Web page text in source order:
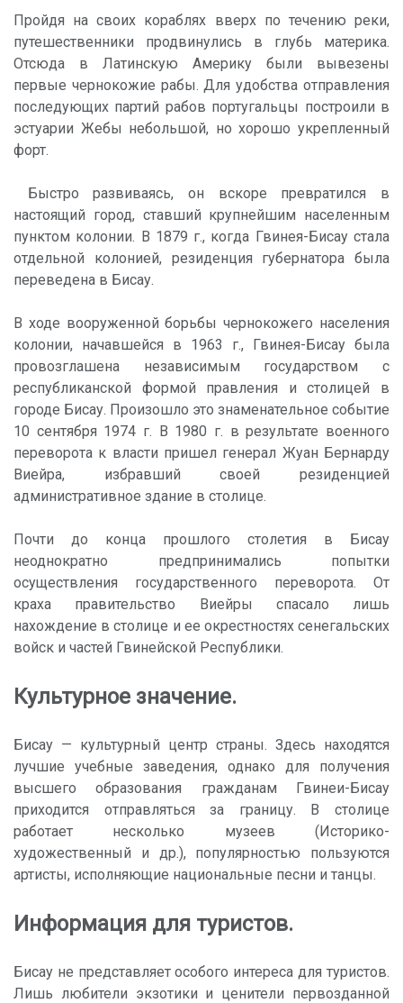
Пройдя на своих кораблях вверх по течению реки,
путешественники продвинулись в глубь материка.
Отсюда в Латинскую Америку были вывезены
первые чернокожие рабы. Для удобства отправления
последующих партий рабов португальцы построили в
эстуарии Жебы небольшой, но хорошо укрепленный
форт.
Быстро развиваясь, он вскоре превратился в
настоящий город, ставший крупнейшим населенным
пунктом колонии. В 1879 г., когда Гвинея-Бисау стала
отдельной колонией, резиденция губернатора была
переведена в Бисау.
В ходе вооруженной борьбы чернокожего населения
колонии, начавшейся в 1963 г., Гвинея-Бисау была
провозглашена независимым государством с
республиканской формой правления и столицей в
городе Бисау. Произошло это знаменательное событие
10 сентября 1974 г. В 1980 г. в результате военного
переворота к власти пришел генерал Жуан Бернарду
Виейра, избравший своей резиденцией
административное здание в столице.
Почти до конца прошлого столетия в Бисау
неоднократно предпринимались попытки
осуществления государственного переворота. От
краха правительство Виейры спасало лишь
нахождение в столице и ее окрестностях сенегальских
войск и частей Гвинейской Республики.
Культурное значение.
Бисау — культурный центр страны. Здесь находятся
лучшие учебные заведения, однако для получения
высшего образования гражданам Гвинеи-Бисау
приходится отправляться за границу. В столице
работает несколько музеев (Историко-
художественный и др.), популярностью пользуются
артисты, исполняющие национальные песни и танцы.
Информация для туристов.
Бисау не представляет особого интереса для туристов.
Лишь любители экзотики и ценители первозданной